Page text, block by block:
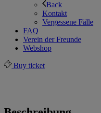
Back
Kontakt
Vergessene Fälle
FAQ
Verein der Freunde
Webshop
Buy ticket